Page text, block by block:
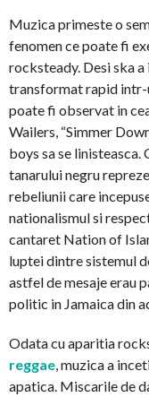
Muzica primeste o
fenomen ce poate fi
rocksteady. Desi ska
transformat rapid intr-
poate fi observat in
Wailers, “Simmer
boys sa se linisteasca.
tanarului negru
rebeliunii care
nationalismul si
cantaret Nation of
luptei dintre sistemul
astfel de mesaje erau
politic in Jamaica din
Odata cu aparitia
reggae, muzica a
apatica. Miscarile de